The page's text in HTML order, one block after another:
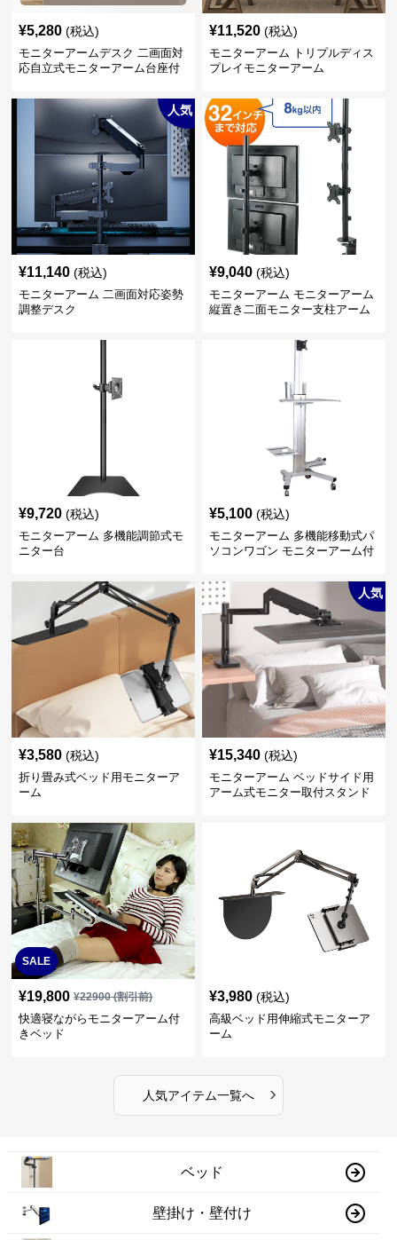
¥5,280 (税込)
モニターアームデスク 二画面対
応自立式モニターアーム台座付
¥11,520 (税込)
モニターアーム トリプルディス
プレイモニターアーム
人気
¥11,140 (税込)
モニターアーム 二画面対応姿勢
調整デスク
¥9,040 (税込)
モニターアーム モニターアーム
縦置き二面モニター支柱アーム
¥9,720 (税込)
モニターアーム 多機能調節式モ
ニター台
¥5,100 (税込)
モニターアーム 多機能移動式パ
ソコンワゴン モニターアーム付
¥3,580 (税込)
折り畳み式ベッド用モニターア
ーム
人気
¥15,340 (税込)
モニターアーム ベッドサイド用
アーム式モニター取付スタンド
SALE
¥19,800 ¥22900(割引前)
快適寝ながらモニターアーム付
きベッド
¥3,980 (税込)
高級ベッド用伸縮式モニターア
ーム
人気アイテム一覧へ ›
ベッド
壁掛け・壁付け